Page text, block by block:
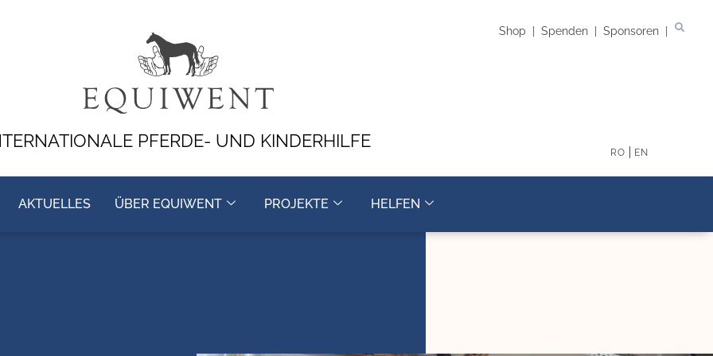
Shop Spenden Sponsoren
PFERDE- UND KINDERHILFE
RO EN
AKTUELLES ÜBER EQUIWENT PROJEKTE HELFEN